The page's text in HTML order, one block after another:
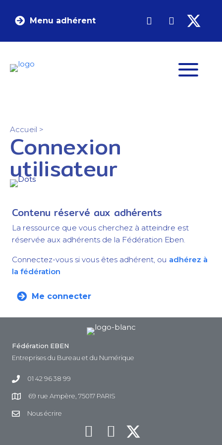
Menu adhérent
Accueil >
Connexion
utilisateur
Contenu réservé aux adhérents
La ressource que vous cherchez à atteindre est
réservée aux adhérents de la Fédération Eben.
Connectez-vous si vous êtes adhérent, ou adhérez à
la fédération
Me connecter
Fédération EBEN
Entreprises du Bureau et du Numérique
01 42 96 38 99
69 rue Ampère, 75017 PARIS
Nous écrire